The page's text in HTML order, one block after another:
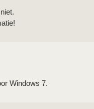
Windows 7.